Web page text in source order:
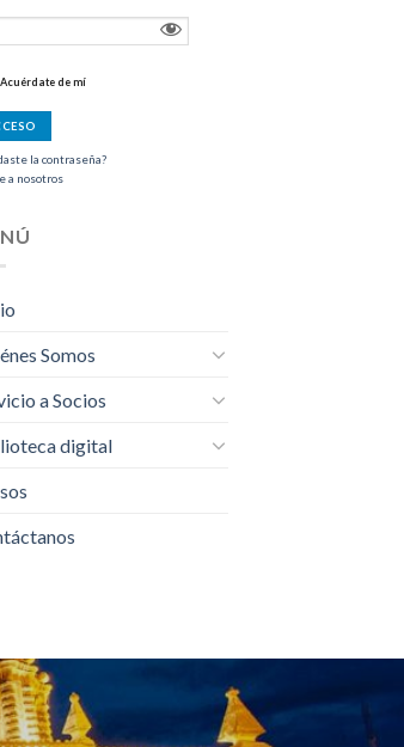
Acuérdate de mí
la contraseña?
a nosotros
Somos
a Socios
digital